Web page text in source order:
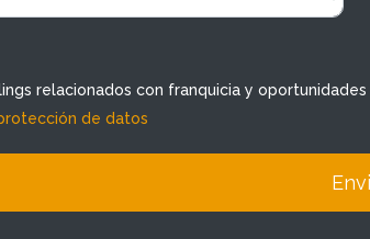
relacionados con franquicia y
de datos